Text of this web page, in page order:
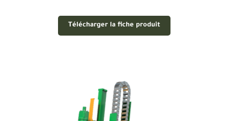
Télécharger la fiche produit